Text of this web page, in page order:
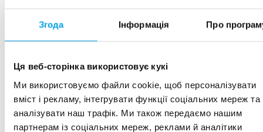
Згода Інформація Про
Ця веб-сторінка використовує кукі
Ми використовуємо файли cookie, щоб персоналізувати
вміст і рекламу, інтегрувати функції соціальних мереж та
аналізувати наш трафік. Ми також передаємо нашим
партнерам із соціальних мереж, реклами й аналітики
Універсальна установка
попередньою обробкою
Компактний блок CU:RO «все в одному» —
це чудове рішення для підживлення води,
яке забезпечує пом’якшення та зворотний